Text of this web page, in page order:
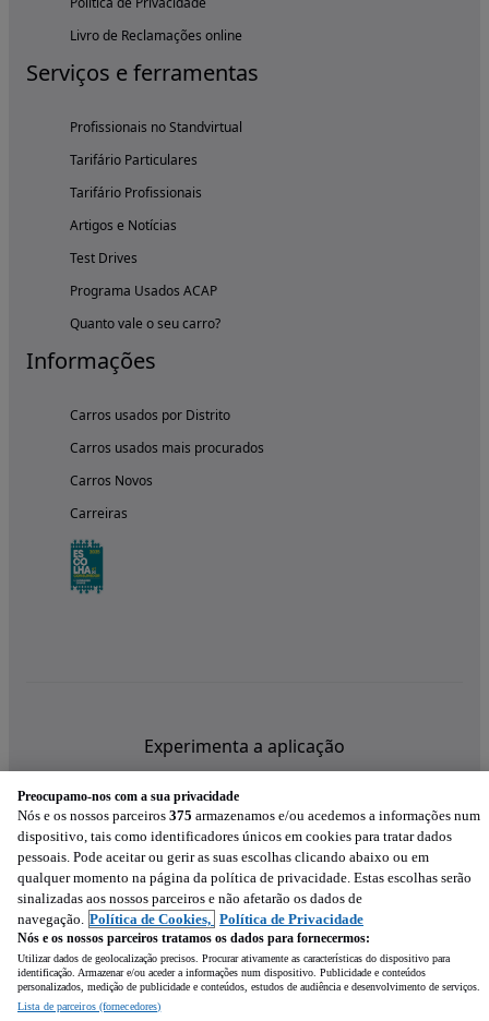
Livro de Reclamações online
Serviços e ferramentas
Profissionais no Standvirtual
Tarifário Particulares
Tarifário Profissionais
Artigos e Notícias
Test Drives
Programa Usados ACAP
Quanto vale o seu carro?
Informações
Carros usados por Distrito
Carros usados mais procurados
Carros Novos
Carreiras
Experimenta a aplicação
Preocupamo-nos com a sua privacidade
Nós e os nossos parceiros 375 armazenamos e/ou acedemos a informações num
dispositivo, tais como identificadores únicos em cookies para tratar dados
pessoais. Pode aceitar ou gerir as suas escolhas clicando abaixo ou em
qualquer momento na página da política de privacidade. Estas escolhas serão
sinalizadas aos nossos parceiros e não afetarão os dados de
navegação. Política de Cookies, Política de Privacidade
Nós e os nossos parceiros tratamos os dados para fornecermos:
Utilizar dados de geolocalização precisos. Procurar ativamente as características do dispositivo para
identificação. Armazenar e/ou aceder a informações num dispositivo. Publicidade e conteúdos
personalizados, medição de publicidade e conteúdos, estudos de audiência e desenvolvimento de serviços.
Lista de parceiros (fornecedores)